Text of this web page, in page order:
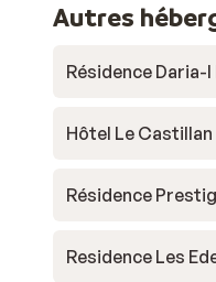
Autres
Résidence Daria-I
Hôtel Le Castillan
Résidence
Residence Les